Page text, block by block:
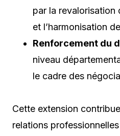
par la revalorisation
et l’harmonisation
Renforcement du
niveau
le cadre des
Cette extension
relations